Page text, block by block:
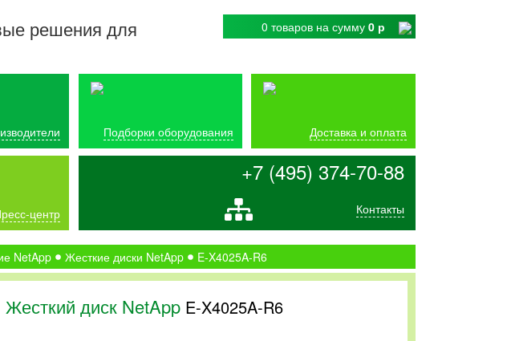
решения для
0 товаров на сумму 0 р
Подборки оборудования Доставка и оплата
центр
+7 (495) 374-70-88
Контакты
NetApp Жесткие диски NetApp E-X4025A-R6
Жесткий диск NetApp E-X4025A-R6